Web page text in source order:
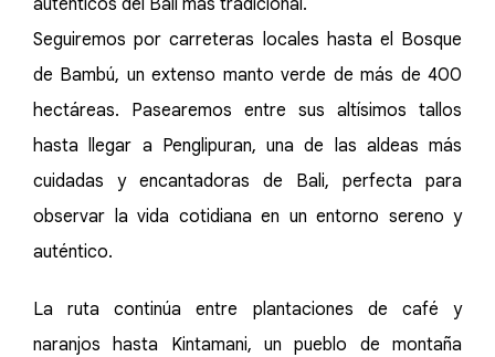
auténticos del Bali más tradicional.
Seguiremos por carreteras locales hasta el Bosque
de Bambú, un extenso manto verde de más de 400
hectáreas. Pasearemos entre sus altísimos tallos
hasta llegar a Penglipuran, una de las aldeas más
cuidadas y encantadoras de Bali, perfecta para
observar la vida cotidiana en un entorno sereno y
auténtico.
La ruta continúa entre plantaciones de café y
naranjos hasta Kintamani, un pueblo de montaña